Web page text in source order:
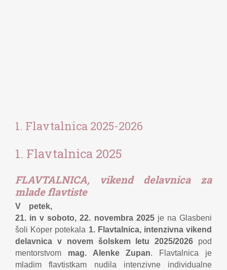
1. Flavtalnica 2025-2026
1. Flavtalnica 2025
FLAVTALNICA, vikend delavnica za
mlade flavtiste
V petek,
21. in v soboto, 22. novembra 2025je na Glasbeni
šoli Koper potekala 1. Flavtalnica, intenzivna vikend
delavnica v novem šolskem letu 2025/2026 pod
mentorstvom mag. Alenke Zupan. Flavtalnica je
mladim flavtistkam nudila intenzivne individualne